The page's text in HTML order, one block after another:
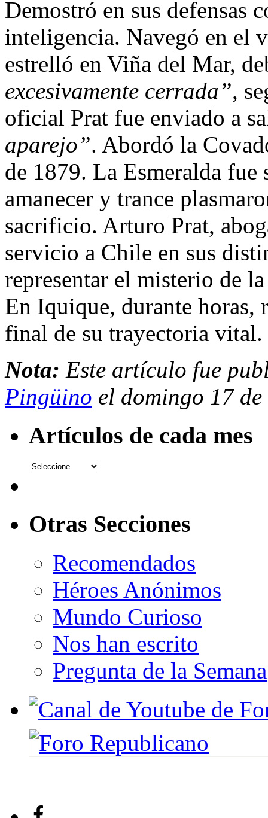
Demostró en sus defensas
inteligencia. Navegó en el
estrelló en Viña del Mar,
excesivamente cerrada”,
oficial Prat fue enviado a
aparejo”. Abordó la
de 1879. La Esmeralda fue
amanecer y trance
sacrificio. Arturo Prat,
servicio a Chile en sus
representar el misterio de
En Iquique, durante horas,
final de su trayectoria vital.
Nota: Este artículo fue
Pingüino el domingo 17
Artículos de cada mes
Otras Secciones
Recomendados
Héroes Anónimos
Mundo Curioso
Nos han escrito
Pregunta de la Semana